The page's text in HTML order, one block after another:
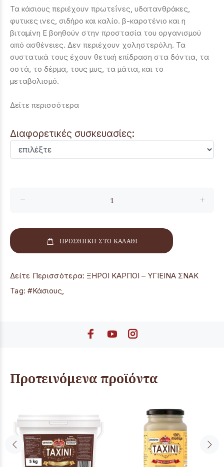
Τα κάσιους περιέχουν πρωτεΐνες, υδατανθράκες,
φυτικες ινες, σιδήρο και καλίο. β-καροτένιο και η
βιταμίνη Ε βοηθούν στην προστασία του οργανισμού
από ασθένειες. Δεν περιέχουν χοληστερόλη. Τα
συστατικά τους έχουν θετική επίδραση στα δόντια, τα
οστά, το δέρμα, τους μυς, τα μάτια, και το
μεταβολισμό.
Δείτε περισσότερα
Διαφορετικές συσκευασίες:
ΠΡΟΣΘΗΚΗ ΣΤΟ ΚΑΛΑΘΙ
Δείτε Περισσότερα: ΞΗΡΟΙ ΚΑΡΠΟΙ – ΥΓΙΕΙΝΑ ΣΝΑΚ
Tag: #Κάσιους,
Προτεινόμενα προϊόντα